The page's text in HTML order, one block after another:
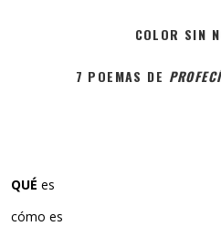
COLOR SIN
7 POEMAS DE
QUÉ es
cómo es